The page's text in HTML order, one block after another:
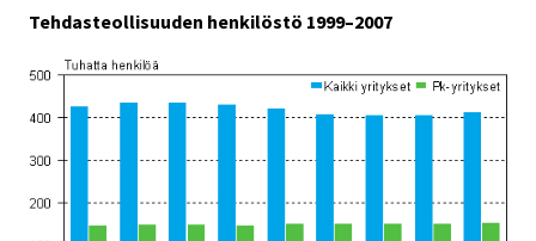
Tehdasteollisuuden henkilöstö 1999–2007